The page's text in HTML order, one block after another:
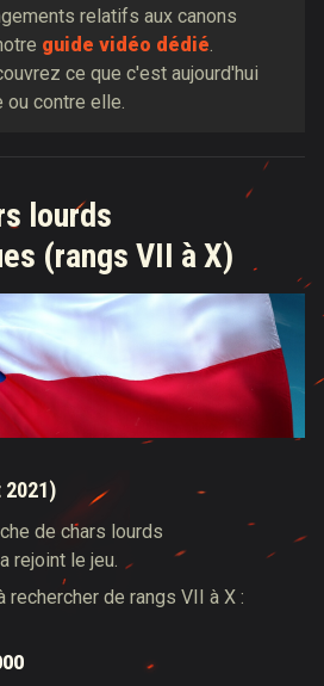
relatifs aux canons
guide vidéo dédié.
ce que c'est aujourd'hui
ou contre elle.
lourds
(rangs VII à X)
2021)
de chars lourds
rejoint le jeu.
rechercher de rangs VII à X :